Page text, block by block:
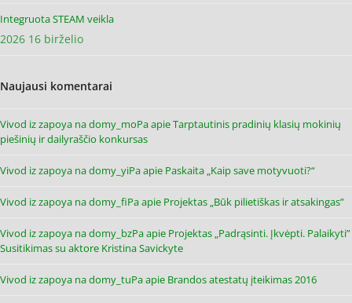
Integruota STEAM veikla
2026 16 birželio
Naujausi komentarai
Vivod iz zapoya na domy_moPaapieTarptautinis pradinių klasių mokinių
piešinių ir dailyraščio konkursas
Vivod iz zapoya na domy_yiPaapie Paskaita „Kaip save motyvuoti?“
Vivod iz zapoya na domy_fiPaapie Projektas „Būk pilietiškas ir atsakingas”
Vivod iz zapoya na domy_bzPaapie Projektas „Padrąsinti. Įkvėpti. Palaikyti”
Susitikimas su aktore Kristina Savickyte
Vivod iz zapoya na domy_tuPaapie Brandos atestatų įteikimas 2016